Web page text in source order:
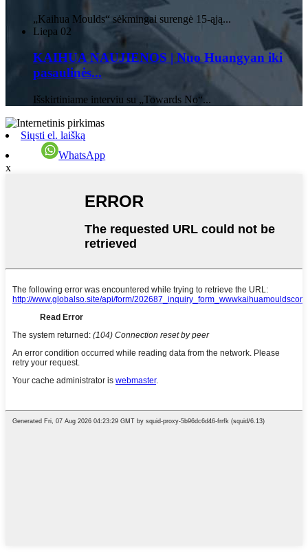
„Kaihua Moulds“ sėkmingai surengė 15-ąją...
Liepa 02
KAIHUA NAUJIENOS | Nuo Huangyan iki
pasaulinės...
Išskirtiniame interviu su „Towards No“...
Siųsti el. laišką
WhatsApp
x